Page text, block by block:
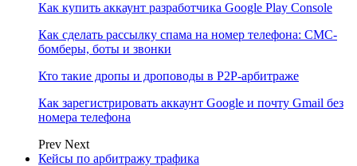
Как купить аккаунт разработчика Google Play Console
Как сделать рассылку спама на номер телефона: СМС-
бомберы, боты и звонки
Кто такие дропы и дроповоды в P2P-арбитраже
Как зарегистрировать аккаунт Google и почту Gmail без
номера телефона
Prev Next
Кейсы по арбитражу трафика